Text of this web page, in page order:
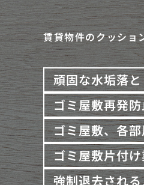
賃貸物件のクッショ
頑固な水垢落
ゴミ屋敷再発
ゴミ屋敷、各
ゴミ屋敷片付
強制退去され